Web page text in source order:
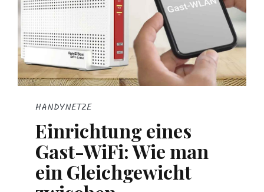
HANDYNETZE
Einrichtung eines
Gast-WiFi: Wie man
ein Gleichgewicht